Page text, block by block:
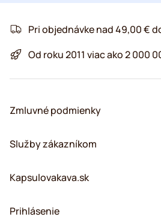
Pri objednávke nad 49,00 €
Od roku 2011 viac ako 2 000
Zmluvné podmienky
Služby zákazníkom
Kapsulovakava.sk
Prihlásenie